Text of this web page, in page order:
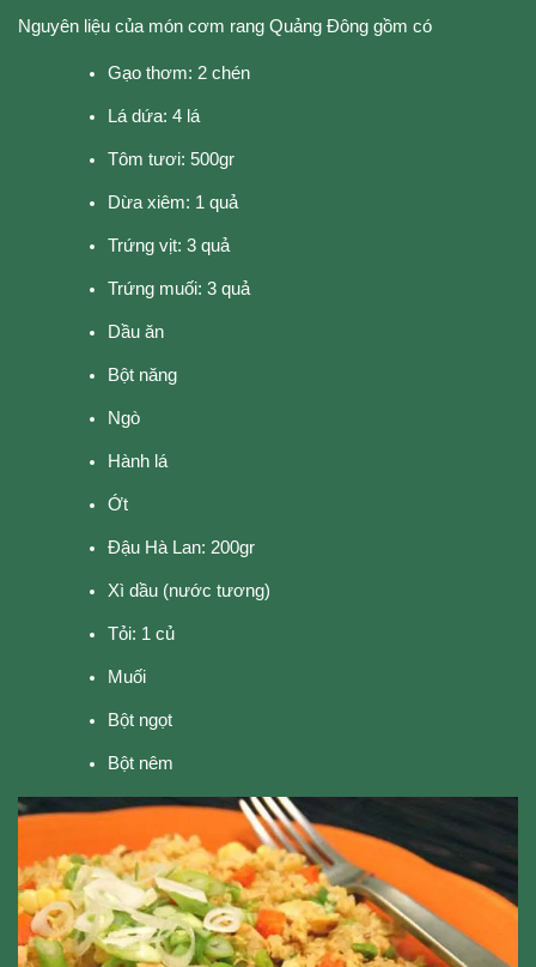
Nguyên liệu của món cơm rang Quảng Đông gồm có
Gạo thơm: 2 chén
Lá dứa: 4 lá
Tôm tươi: 500gr
Dừa xiêm: 1 quả
Trứng vịt: 3 quả
Trứng muối: 3 quả
Dầu ăn
Bột năng
Ngò
Hành lá
Ớt
Đậu Hà Lan: 200gr
Xì dầu (nước tương)
Tỏi: 1 củ
Muối
Bột ngọt
Bột nêm